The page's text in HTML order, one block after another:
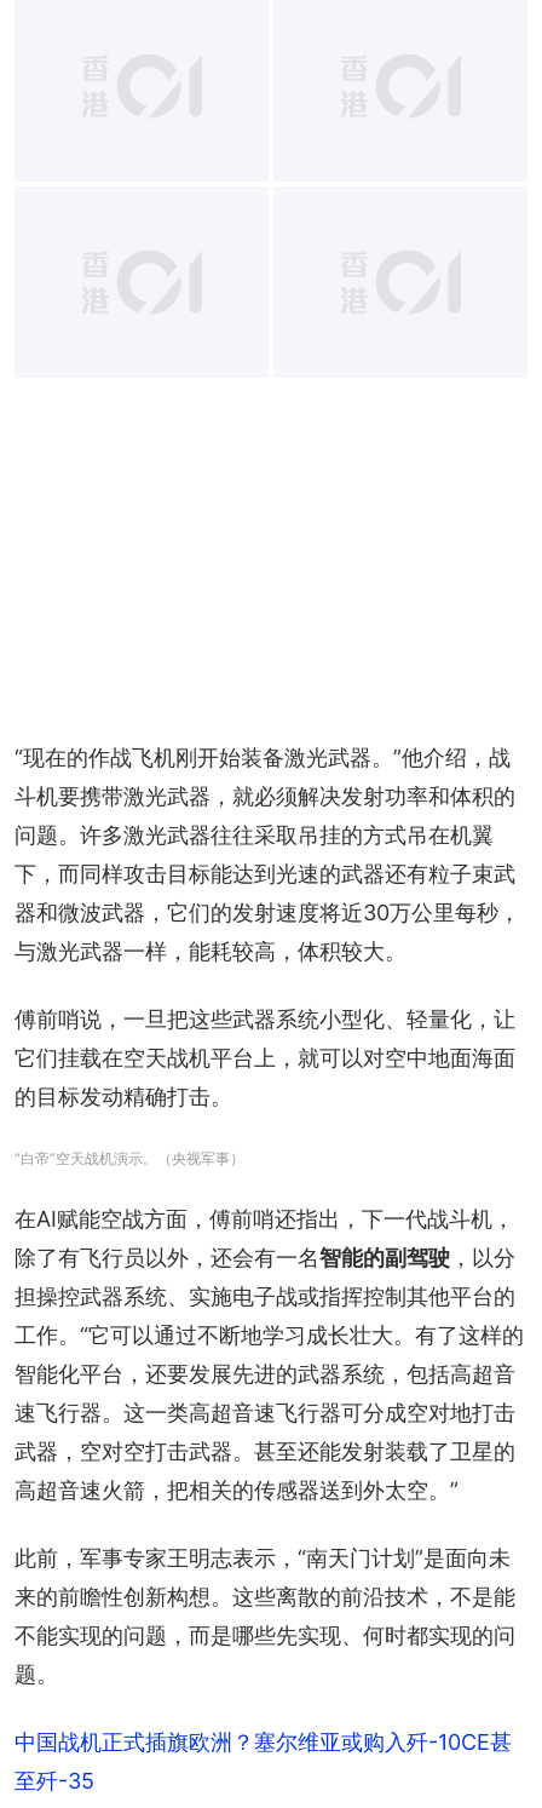
“现在的作战飞机刚开始装备激光武器。”他介绍，战
斗机要携带激光武器，就必须解决发射功率和体积的
问题。许多激光武器往往采取吊挂的方式吊在机翼
下，而同样攻击目标能达到光速的武器还有粒子束武
器和微波武器，它们的发射速度将近30万公里每秒，
与激光武器一样，能耗较高，体积较大。
傅前哨说，一旦把这些武器系统小型化、轻量化，让
它们挂载在空天战机平台上，就可以对空中地面海面
的目标发动精确打击。
“白帝”空天战机演示。（央视军事）
在AI赋能空战方面，傅前哨还指出，下一代战斗机，
除了有飞行员以外，还会有一名智能的副驾驶 ，以分
担操控武器系统、实施电子战或指挥控制其他平台的
工作。“它可以通过不断地学习成长壮大。有了这样的
智能化平台，还要发展先进的武器系统，包括高超音
速飞行器。这一类高超音速飞行器可分成空对地打击
武器，空对空打击武器。甚至还能发射装载了卫星的
高超音速火箭，把相关的传感器送到外太空。”
此前，军事专家王明志表示，“南天门计划”是面向未
来的前瞻性创新构想。这些离散的前沿技术，不是能
不能实现的问题，而是哪些先实现、何时都实现的问
题。
中国战机正式插旗欧洲？塞尔维亚或购入歼-10CE甚
至歼-35